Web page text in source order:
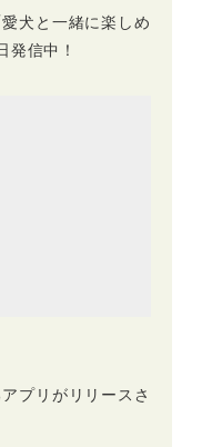
犬と一緒に楽しめ
発信中！
プリがリリースさ